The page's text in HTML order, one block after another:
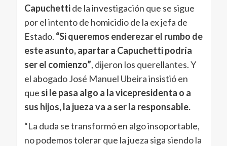
Capuchettide la investigación que se sigue
por el intento de homicidio de la ex jefa de
Estado. “Si queremos enderezar el rumbo de
este asunto, apartar a Capuchetti podría
ser el comienzo”, dijeron los querellantes. Y
el abogado José Manuel Ubeira insistió en
que si le pasa algo a la vicepresidenta o a
sus hijos, la jueza va a ser la responsable.
“La duda se transformó en algo insoportable,
no podemos tolerar que la jueza siga siendo la